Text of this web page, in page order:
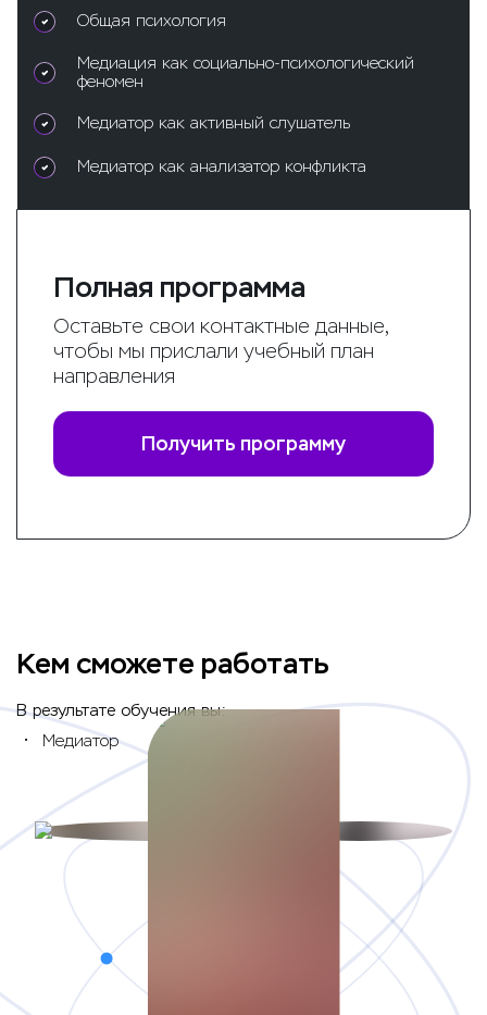
Общая психология
Медиация как социально-психологический
феномен
Медиатор как активный слушатель
Медиатор как анализатор конфликта
Полная программа
Оставьте свои контактные данные,
чтобы мы прислали учебный план
направления
Получить программу
Кем сможете работать
В результате обучения вы:
Медиатор